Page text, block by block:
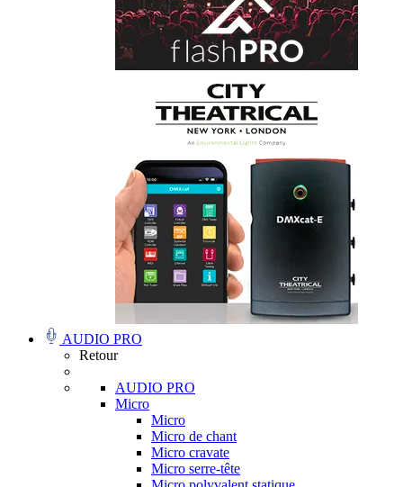
AUDIO PRO
Retour
AUDIO PRO
Micro
Micro
Micro de chant
Micro cravate
Micro serre-tête